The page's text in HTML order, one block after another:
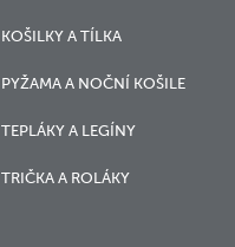
KOŠILKY A TÍLKA
PYŽAMA A NOČNÍ KOŠILE
TEPLÁKY A LEGÍNY
TRIČKA A ROLÁKY